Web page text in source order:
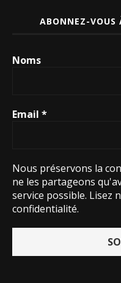
ABONNEZ-VOUS
Noms
Email *
Nous préservons la
ne les partageons
service possible. Lisez
confidentialité.